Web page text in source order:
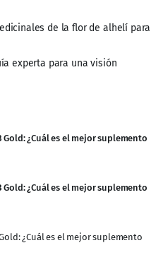
de la flor de alhelí para
experta para una visión
¿Cuál es el mejor suplemento
¿Cuál es el mejor suplemento
¿Cuál es el mejor suplemento